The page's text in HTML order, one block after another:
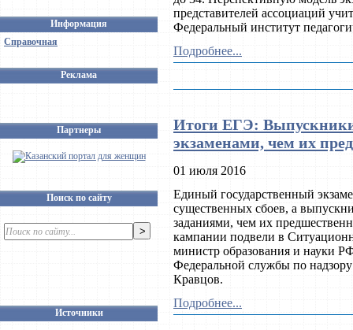
Информация
Справочная
Реклама
Партнеры
Поиск по сайту
Источники
представителей ассоциаций
Федеральный институт
Подробнее...
Итоги ЕГЭ: Выпускники
экзаменами, чем их
01 июля 2016
Единый государственный
существенных сбоев, а
заданиями, чем их
кампании подвели в
министр образования и науки
Федеральной службы по
Кравцов.
Подробнее...